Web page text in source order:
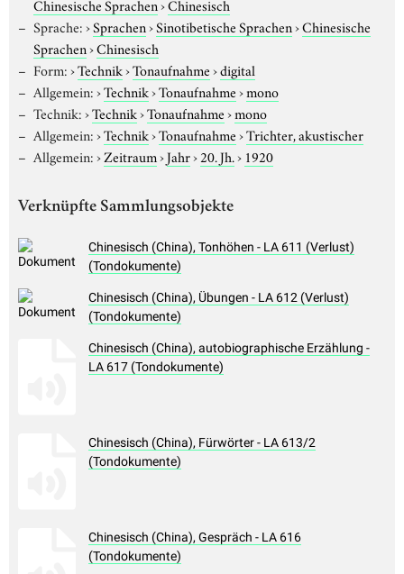
Chinesische Sprachen›Chinesisch
Sprache:›Sprachen›Sinotibetische Sprachen›Chinesische
Sprachen›Chinesisch
Form:›Technik›Tonaufnahme›digital
Allgemein:›Technik›Tonaufnahme›mono
Technik:›Technik›Tonaufnahme›mono
Allgemein:›Technik›Tonaufnahme›Trichter, akustischer
Allgemein:›Zeitraum›Jahr›20. Jh.› 1920
Verknüpfte Sammlungsobjekte
Chinesisch (China), Tonhöhen - LA 611 (Verlust)
(Tondokumente)
Chinesisch (China), Übungen - LA 612 (Verlust)
(Tondokumente)
Chinesisch (China), autobiographische Erzählung -
LA 617 (Tondokumente)
Chinesisch (China), Fürwörter - LA 613/2
(Tondokumente)
Chinesisch (China), Gespräch - LA 616
(Tondokumente)